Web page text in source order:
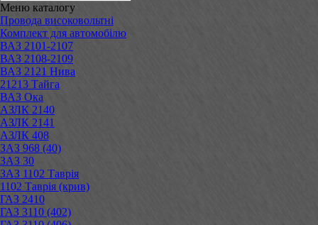
Меню каталогу
Провода високовольтні
Комплект для автомобілю
ВАЗ 2101-2107
ВАЗ 2108-2109
ВАЗ 2121 Нива
21213 Тайга
ВАЗ Ока
АЗЛК 2140
АЗЛК 2141
АЗЛК 408
ЗАЗ 968 (40)
ЗАЗ 30
ЗАЗ 1102 Таврія
1102 Таврія (крив)
ГАЗ 2410
ГАЗ 3110 (402)